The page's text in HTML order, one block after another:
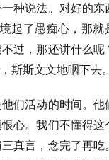
种说法。对好的东
起了愚痴心，那就
过，那还讲什么呢
斯斯文文地咽下去。
们活动的时间。他
心。我们不懂得这
真言，念完了再吃